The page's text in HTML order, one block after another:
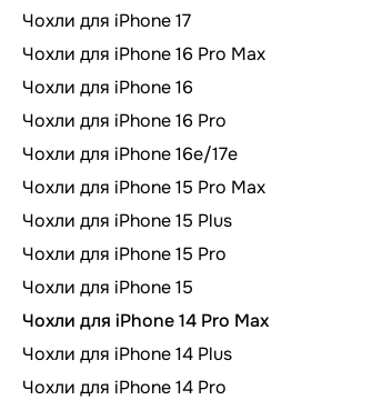
Чохли для iPhone 17
Чохли для iPhone 16 Pro Max
Чохли для iPhone 16
Чохли для iPhone 16 Pro
Чохли для iPhone 16e/17e
Чохли для iPhone 15 Pro Max
Чохли для iPhone 15 Plus
Чохли для iPhone 15 Pro
Чохли для iPhone 15
Чохли для iPhone 14 Pro Max
Чохли для iPhone 14 Plus
Чохли для iPhone 14 Pro